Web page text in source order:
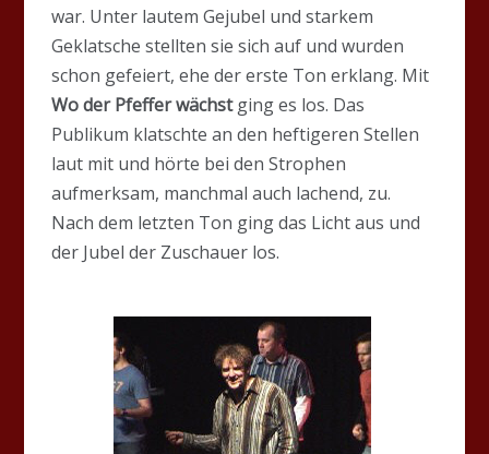
war. Unter lautem Gejubel und starkem
Geklatsche stellten sie sich auf und wurden
schon gefeiert, ehe der erste Ton erklang. Mit
Wo der Pfeffer wächstging es los. Das
Publikum klatschte an den heftigeren Stellen
laut mit und hörte bei den Strophen
aufmerksam, manchmal auch lachend, zu.
Nach dem letzten Ton ging das Licht aus und
der Jubel der Zuschauer los.